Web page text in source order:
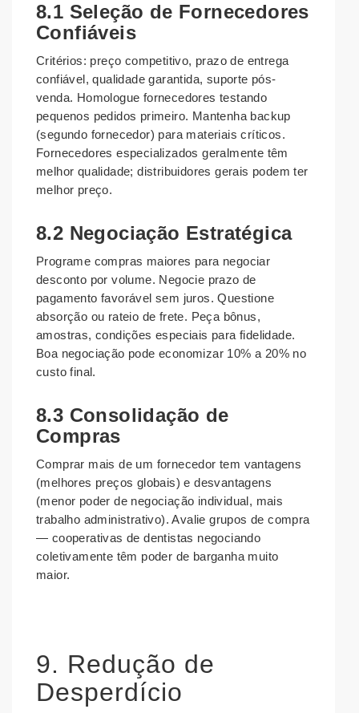
8.1 Seleção de Fornecedores
Confiáveis
Critérios: preço competitivo, prazo de entrega
confiável, qualidade garantida, suporte pós-
venda. Homologue fornecedores testando
pequenos pedidos primeiro. Mantenha backup
(segundo fornecedor) para materiais críticos.
Fornecedores especializados geralmente têm
melhor qualidade; distribuidores gerais podem ter
melhor preço.
8.2 Negociação Estratégica
Programe compras maiores para negociar
desconto por volume. Negocie prazo de
pagamento favorável sem juros. Questione
absorção ou rateio de frete. Peça bônus,
amostras, condições especiais para fidelidade.
Boa negociação pode economizar 10% a 20% no
custo final.
8.3 Consolidação de
Compras
Comprar mais de um fornecedor tem vantagens
(melhores preços globais) e desvantagens
(menor poder de negociação individual, mais
trabalho administrativo). Avalie grupos de compra
— cooperativas de dentistas negociando
coletivamente têm poder de barganha muito
maior.
9. Redução de
Desperdício